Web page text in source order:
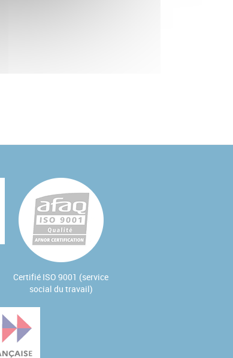
Certifié ISO 9001 (service
social du travail)